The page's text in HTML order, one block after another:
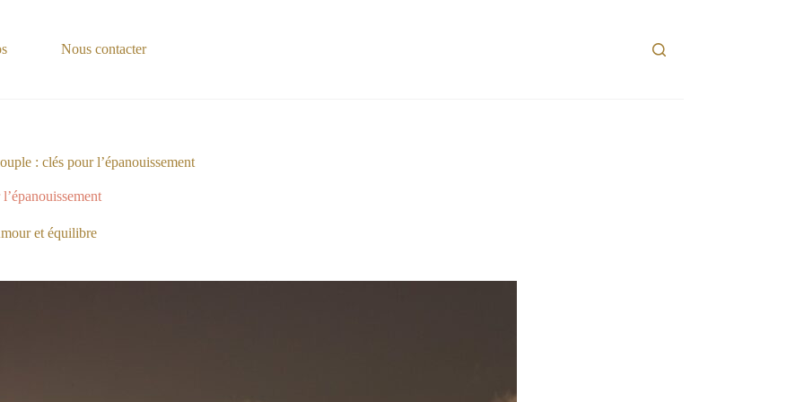
Nous contacter
: clés pour l’épanouissement
et équilibre